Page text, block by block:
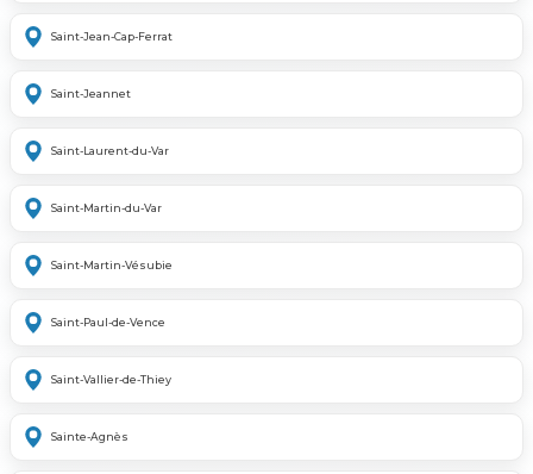
Saint-Jean-Cap-Ferrat
Saint-Jeannet
Saint-Laurent-du-Var
Saint-Martin-du-Var
Saint-Martin-Vésubie
Saint-Paul-de-Vence
Saint-Vallier-de-Thiey
Sainte-Agnès